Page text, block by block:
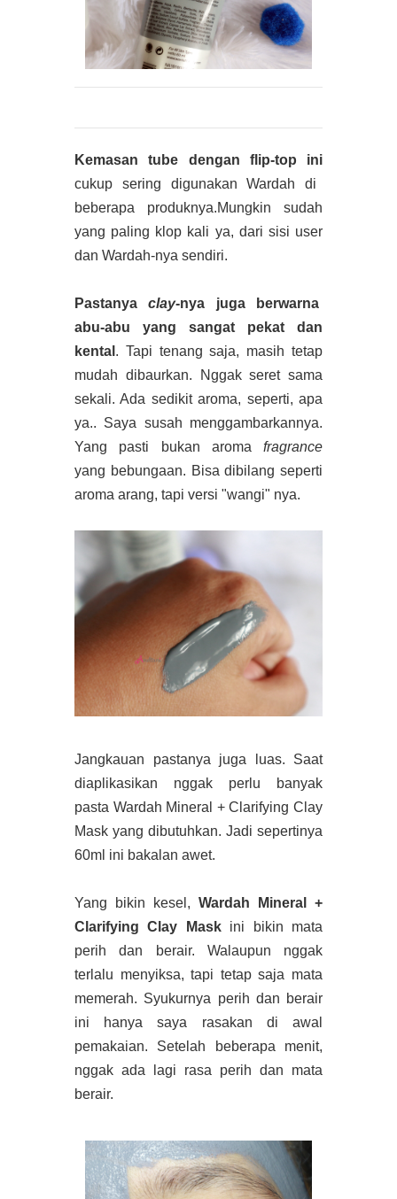
Kemasan tube dengan flip-top ini
cukup sering digunakan Wardah di
beberapa produknya.Mungkin sudah
yang paling klop kali ya, dari sisi user
dan Wardah-nya sendiri.
Pastanyaclay-nya juga berwarna
abu-abu yang sangat pekat dan
kental . Tapi tenang saja, masih tetap
mudah dibaurkan. Nggak seret sama
sekali. Ada sedikit aroma, seperti, apa
ya.. Saya susah menggambarkannya.
Yang pasti bukan aroma fragrance
yang bebungaan. Bisa dibilang seperti
aroma arang, tapi versi "wangi" nya.
Jangkauan pastanya juga luas. Saat
diaplikasikan nggak perlu banyak
pasta Wardah Mineral + Clarifying Clay
Mask yang dibutuhkan. Jadi sepertinya
60ml ini bakalan awet.
Yang bikin kesel, Wardah Mineral +
Clarifying Clay Maskini bikin mata
perih dan berair. Walaupun nggak
terlalu menyiksa, tapi tetap saja mata
memerah. Syukurnya perih dan berair
ini hanya saya rasakan di awal
pemakaian. Setelah beberapa menit,
nggak ada lagi rasa perih dan mata
berair.